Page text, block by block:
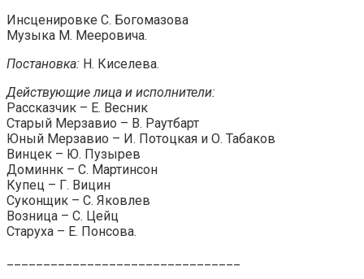
Инсценировке С. Богомазова
Музыка М. Мееровича.
Постановка: H. Киселева.
Действующие лица и исполнители:
Рассказчик – Е. Весник
Старый Мерзавио – В. Раутбарт
Юный Мерзавио – И. Потоцкая и О. Табаков
Винцек – Ю. Пузырев
Доминнк – С. Мартинсон
Купец – Г. Вицин
Суконщик – С. Яковлев
Возница – С. Цейц
Старуха – Е. Понсова.